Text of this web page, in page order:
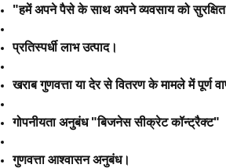
"हमें अपने पैसे के साथ अपने व्यवसाय को
प्रतिस्पर्धी लाभ उत्पाद।
खराब गुणवत्ता या देर से वितरण के मामले में पूर्ण
गोपनीयता अनुबंध "बिजनेस सीक्रेट कॉन्ट्रैक्ट"
गुणवत्ता आश्वासन अनुबंध।